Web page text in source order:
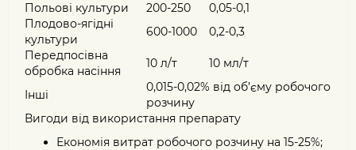
Польові культури
200-250
0,05-0,1
Плодово-ягідні
культури
600-1000
0,2-0,3
Передпосівна
обробка насіння
10 л/т 10 мл/т
Інші
0,015-0,02% від об’єму робочого
розчину
Вигоди від використання препарату
Економія витрат робочого розчину на 15-25%;